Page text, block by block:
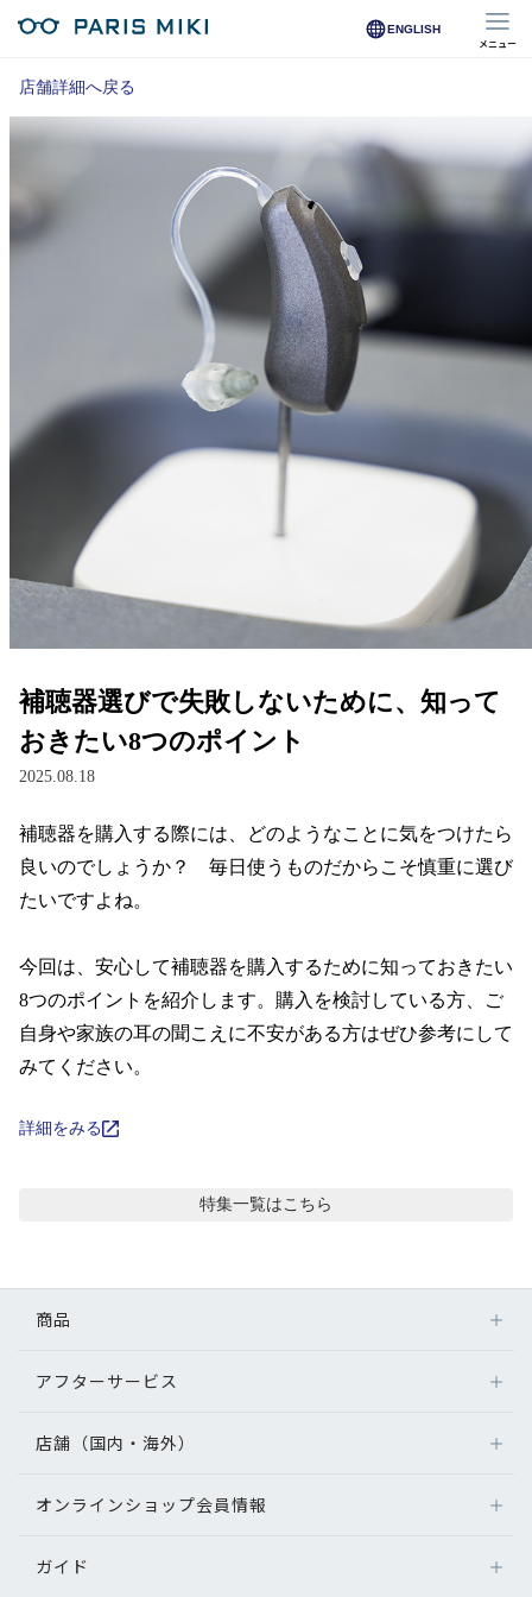
ENGLISH
メニュー
マイページ
Opera Club会員
オンラインショップ会員
※オンラインで会員登録された方
店舗検索/来店予約
商品を探す
レンズ
サングラス
補聴器
グッズ・小物
ブランド一覧
コンテンツを探す
スタッフコンテンツ
スタッフコンテンツ一覧
目のまめちしき
店舗詳細へ戻る
補聴器選びで失敗しないために、知って
おきたい8つのポイント
2025.08.18
補聴器を購入する際には、どのようなことに気をつけたら
良いのでしょうか？　毎日使うものだからこそ慎重に選び
たいですよね。
今回は、安心して補聴器を購入するために知っておきたい
8つのポイントを紹介します。購入を検討している方、ご
自身や家族の耳の聞こえに不安がある方はぜひ参考にして
みてください。
詳細をみる
特集一覧はこちら
商品
メガネ
サングラス
補聴器
グッズ・小物
アフターサービス
アフターサービス
メガネの不具合、修理について
補聴器に関するアフターサービス
店舗（国内・海外）
店舗検索
オンラインショップ会員情報
ログイン
ガイド